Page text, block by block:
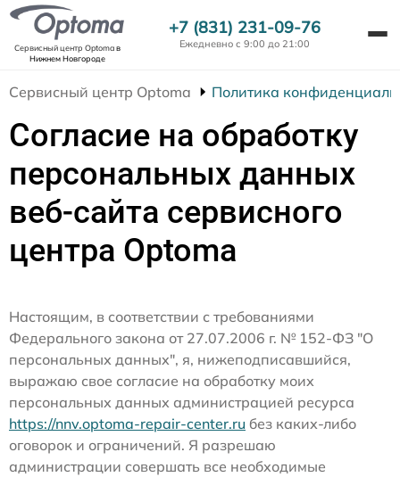
Сервисный центр Optomaв
Нижнем Новгороде
+7 (831) 231-09-76
Ежедневно с 9:00 до 21:00
Сервисный центр Optoma Политика
Согласие на обработку
персональных данных
веб-сайта сервисного
центра Optoma
Настоящим, в соответствии с требованиями
Федерального закона от 27.07.2006 г. № 152-ФЗ "О
персональных данных", я, нижеподписавшийся,
выражаю свое согласие на обработку моих
персональных данных администрацией ресурса
https://nnv.optoma-repair-center.ru без каких-либо
оговорок и ограничений. Я разрешаю
администрации совершать все необходимые